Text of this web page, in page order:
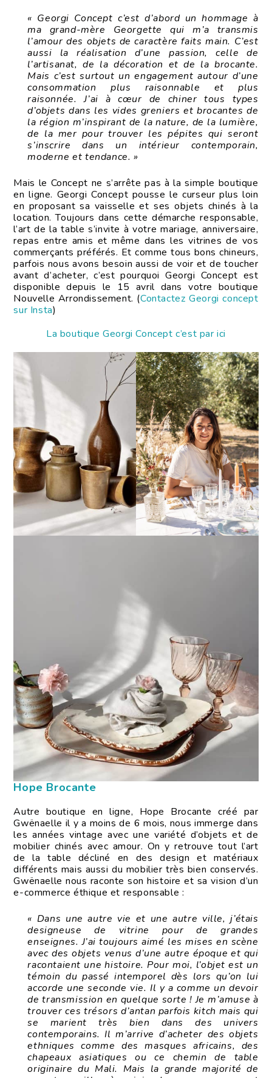
« Georgi Concept c’est d’abord un hommage à
ma grand-mère Georgette qui m’a transmis
l’amour des objets de caractère faits main. C’est
aussi la réalisation d’une passion, celle de
l’artisanat, de la décoration et de la brocante.
Mais c’est surtout un engagement autour d’une
consommation plus raisonnable et plus
raisonnée. J’ai à cœur de chiner tous types
d’objets dans les vides greniers et brocantes de
la région m’inspirant de la nature, de la lumière,
de la mer pour trouver les pépites qui seront
s’inscrire dans un intérieur contemporain,
moderne et tendance. »
Mais le Concept ne s’arrête pas à la simple boutique
en ligne. Georgi Concept pousse le curseur plus loin
en proposant sa vaisselle et ses objets chinés à la
location. Toujours dans cette démarche responsable,
l’art de la table s’invite à votre mariage, anniversaire,
repas entre amis et même dans les vitrines de vos
commerçants préférés. Et comme tous bons chineurs,
parfois nous avons besoin aussi de voir et de toucher
avant d’acheter, c’est pourquoi Georgi Concept est
disponible depuis le 15 avril dans votre boutique
Nouvelle Arrondissement. (Contactez Georgi concept
sur Insta)
La boutique Georgi Concept c’est par ici
Hope Brocante
Autre boutique en ligne, Hope Brocante créé par
Gwënaelle il y a moins de 6 mois, nous immerge dans
les années vintage avec une variété d’objets et de
mobilier chinés avec amour. On y retrouve tout l’art
de la table décliné en des design et matériaux
différents mais aussi du mobilier très bien conservés.
Gwënaelle nous raconte son histoire et sa vision d’un
e-commerce éthique et responsable :
« Dans une autre vie et une autre ville, j’étais
designeuse de vitrine pour de grandes
enseignes. J’ai toujours aimé les mises en scène
avec des objets venus d’une autre époque et qui
racontaient une histoire. Pour moi, l’objet est un
témoin du passé intemporel dès lors qu’on lui
accorde une seconde vie. Il y a comme un devoir
de transmission en quelque sorte ! Je m’amuse à
trouver ces trésors d’antan parfois kitch mais qui
se marient très bien dans des univers
contemporains. Il m’arrive d’acheter des objets
ethniques comme des masques africains, des
chapeaux asiatiques ou ce chemin de table
originaire du Mali. Mais la grande majorité de